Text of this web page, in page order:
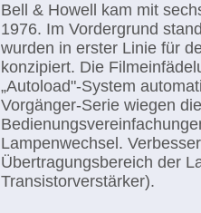
Bell & Howell kam mit
1976. Im Vordergrund
wurden in erster Linie für
konzipiert. Die
„Autoload"-System
Vorgänger-Serie wiegen
Lampenwechsel.
Übertragungsbereich der
Transistorverstärker).